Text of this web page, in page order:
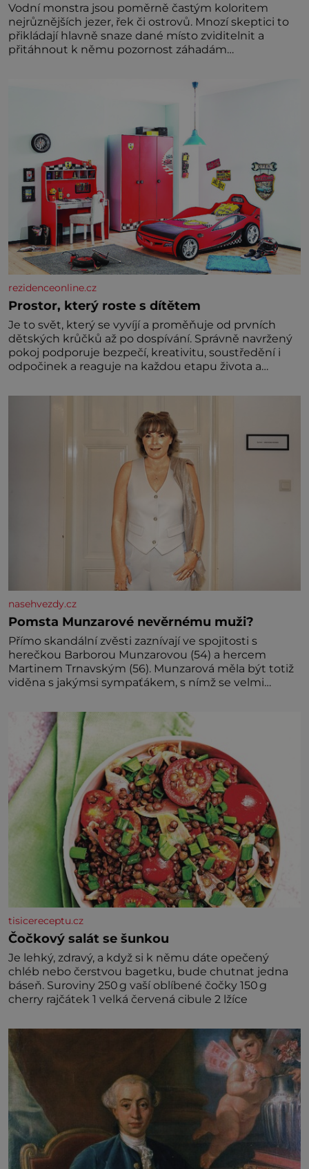
Vodní monstra jsou poměrně častým koloritem
nejrůznějších jezer, řek či ostrovů. Mnozí skeptici to
přikládají hlavně snaze dané místo zviditelnit a
přitáhnout k němu pozornost záhadám
rezidenceonline.cz
Prostor, který roste s dítětem
Je to svět, který se vyvíjí a proměňuje od prvních
dětských krůčků až po dospívání. Správně navržený
pokoj podporuje bezpečí, kreativitu, soustředění i
odpočinek a reaguje na každou etapu života a
jednoduchost, měkkost a bezpečí, proto by pokoj
nasehvezdy.cz
Pomsta Munzarové nevěrnému muži?
Přímo skandální zvěsti zaznívají ve spojitosti s
herečkou Barborou Munzarovou (54) a hercem
Martinem Trnavským (56). Munzarová měla být totiž
viděna s jakýmsi sympaťákem, s nímž se velmi
tisicereceptu.cz
Čočkový salát se šunkou
Je lehký, zdravý, a když si k němu dáte opečený
chléb nebo čerstvou bagetku, bude chutnat jedna
báseň. Suroviny 250 g vaší oblíbené čočky 150 g
cherry rajčátek 1 velká červená cibule 2 lžíce